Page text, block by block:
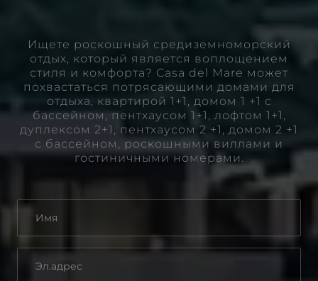
Ищете роскошный средиземноморский
отдых, который является воплощением
стиля и комфорта? Casa del Mare может
похвастаться потрясающими домами для
отдыха, квартирой 1+1, домом 1 +1 с
бассейном, пентхаусом 1+1, лофтом 1+1,
дуплексом 2+1, пентхаусом 2 +1, домом 2 +1
с бассейном, роскошными виллами и
гостиничными номерами.